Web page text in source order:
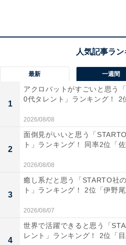
が寄せられました。
最新 一週間
1
アクロバットがすごいと思う
0代タレント」ランキング！ 2
2026/08/08
2
面倒見がいいと思う「
ト」ランキング！ 同率2位「佐
2026/08/08
3
癒し系だと思う「STARTO社
ト」ランキング！ 2位「伊野尾
2026/08/07
4
世界で活躍できると思う「
レント」ランキング！ 2位「目